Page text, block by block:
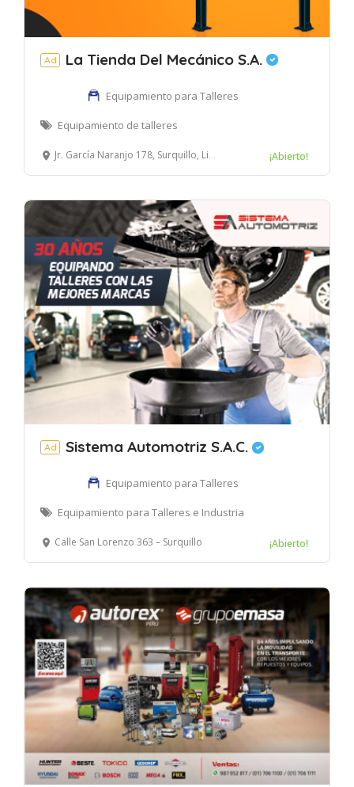
Ad La Tienda Del Mecánico S.A.
Equipamiento para Talleres
Equipamiento de talleres
Jr. García Naranjo 178, Surquillo, Lima, Perú ¡Abierto!
Ad Sistema Automotriz S.A.C.
Equipamiento para Talleres
Equipamiento para Talleres e Industria
Calle San Lorenzo 363 – Surquillo ¡Abierto!